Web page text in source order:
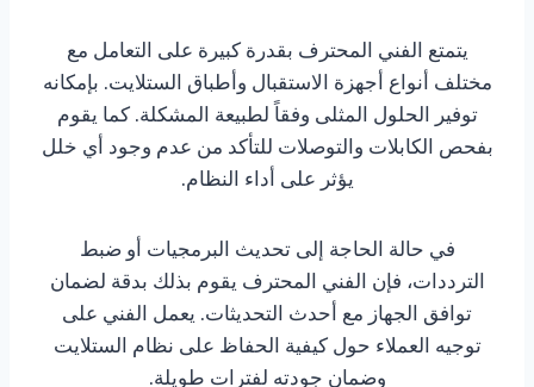
يتمتع الفني المحترف بقدرة كبيرة على التعامل مع
مختلف أنواع أجهزة الاستقبال وأطباق الستلايت. بإمكانه
توفير الحلول المثلى وفقاً لطبيعة المشكلة. كما يقوم
بفحص الكابلات والتوصلات للتأكد من عدم وجود أي خلل
يؤثر على أداء النظام.
في حالة الحاجة إلى تحديث البرمجيات أو ضبط
الترددات، فإن الفني المحترف يقوم بذلك بدقة لضمان
توافق الجهاز مع أحدث التحديثات. يعمل الفني على
توجيه العملاء حول كيفية الحفاظ على نظام الستلايت
وضمان جودته لفترات طويلة.